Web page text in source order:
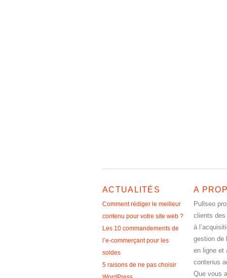
ACTUALITÉS
Comment rédiger le meilleur
contenu pour votre site web ?
Les 10 commandements de
l’e-commerçant pour les
soldes
5 raisons de ne pas choisir
A
Pullseo
clients
à
gestion de
en ligne et
contenus
Que vous